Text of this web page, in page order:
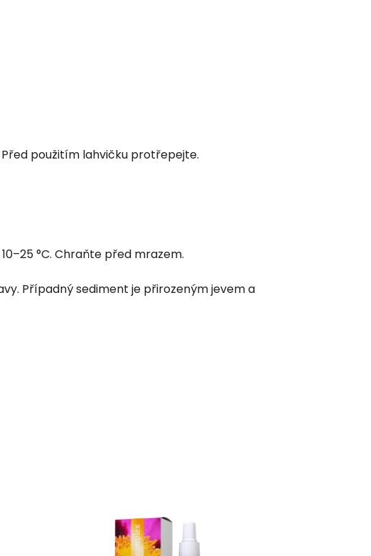
použitím lahvičku protřepejte.
°C. Chraňte před mrazem.
Případný sediment je přirozeným jevem a